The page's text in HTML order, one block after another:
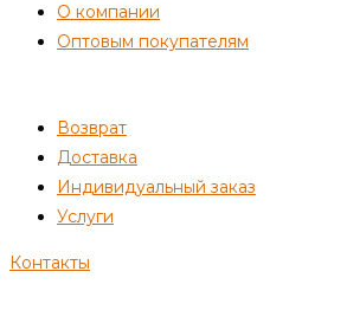
О компании
Оптовым покупателям
Возврат
Доставка
Индивидуальный заказ
Услуги
Контакты